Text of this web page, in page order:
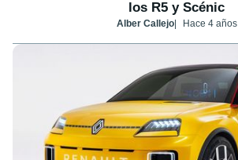
los R5 y Scénic
Alber Callejo Hace 4 años